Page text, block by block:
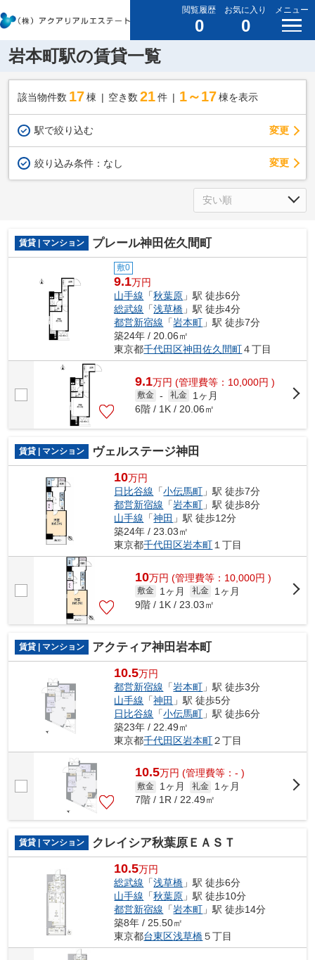
閲覧履歴
0
お気に入り
0
メニュー
岩本町駅の賃貸一覧
該当物件数 17棟 空き数 21 件 1～17 棟を表示
駅で絞り込む 変更
絞り込み条件： なし 変更
賃貸 | マンション プレール神田佐久間町
敷0
9.1万円
山手線 「秋葉原 」駅 徒歩6分
総武線 「浅草橋 」駅 徒歩4分
都営新宿線 「岩本町 」駅 徒歩7分
築24年 / 20.06㎡
東京都千代田区神田佐久間町４丁目
9.1万円 (管理費等：10,000円 )
敷金 - 礼金
1ヶ月
6階 / 1K / 20.06㎡
賃貸 | マンション ヴェルステージ神田
10万円
日比谷線 「小伝馬町 」駅 徒歩7分
都営新宿線 「岩本町 」駅 徒歩8分
山手線 「神田 」駅 徒歩12分
築24年 / 23.03㎡
東京都千代田区岩本町 １丁目
10万円 (管理費等：10,000円 )
敷金 1ヶ月 礼金
1ヶ月
9階 / 1K / 23.03㎡
賃貸 | マンション アクティア神田岩本町
10.5万円
都営新宿線 「岩本町 」駅 徒歩3分
山手線 「神田 」駅 徒歩5分
日比谷線 「小伝馬町 」駅 徒歩6分
築23年 / 22.49㎡
東京都千代田区岩本町２丁目
10.5万円 (管理費等：- )
敷金 1ヶ月 礼金
1ヶ月
7階 / 1R / 22.49㎡
賃貸 | マンション クレイシア秋葉原ＥＡＳＴ
10.5万円
総武線 「浅草橋 」駅 徒歩6分
山手線 「秋葉原 」駅 徒歩10分
都営新宿線 「岩本町 」駅 徒歩14分
築8年 / 25.50㎡
東京都台東区浅草橋５丁目